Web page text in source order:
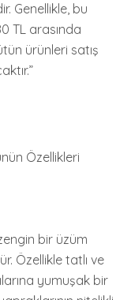
Genellikle, bu
TL arasında
ürünleri satış
Özellikleri
bir üzüm
Özellikle tatlı ve
yumuşak bir